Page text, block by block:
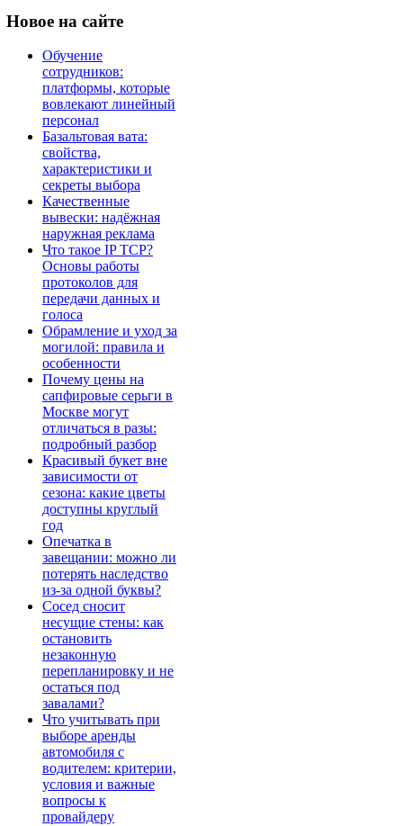
Новое на сайте
Обучение
сотрудников:
платформы, которые
вовлекают линейный
персонал
Базальтовая вата:
свойства,
характеристики и
секреты выбора
Качественные
вывески: надёжная
наружная реклама
Что такое IP TCP?
Основы работы
протоколов для
передачи данных и
голоса
Обрамление и уход за
могилой: правила и
особенности
Почему цены на
сапфировые серьги в
Москве могут
отличаться в разы:
подробный разбор
Красивый букет вне
зависимости от
сезона: какие цветы
доступны круглый
год
Опечатка в
завещании: можно ли
потерять наследство
из-за одной буквы?
Сосед сносит
несущие стены: как
остановить
незаконную
перепланировку и не
остаться под
завалами?
Что учитывать при
выборе аренды
автомобиля с
водителем: критерии,
условия и важные
вопросы к
провайдеру